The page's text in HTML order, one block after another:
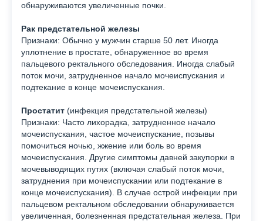
обнаруживаются увеличенные почки.
Рак предстательной железы
Признаки: Обычно у мужчин старше 50 лет. Иногда
уплотнение в простате, обнаруженное во время
пальцевого ректального обследования. Иногда слабый
поток мочи, затрудненное начало мочеиспускания и
подтекание в конце мочеиспускания.
Простатит (инфекция предстательной железы)
Признаки: Часто лихорадка, затрудненное начало
мочеиспускания, частое мочеиспускание, позывы
помочиться ночью, жжение или боль во время
мочеиспускания. Другие симптомы давней закупорки в
мочевыводящих путях (включая слабый поток мочи,
затруднения при мочеиспускании или подтекание в
конце мочеиспускания). В случае острой инфекции при
пальцевом ректальном обследовании обнаруживается
увеличенная, болезненная предстательная железа. При